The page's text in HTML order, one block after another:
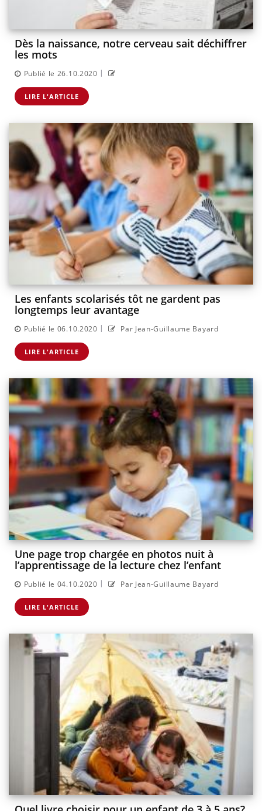
Dès la naissance, notre cerveau sait déchiffrer
les mots
Publié le 26.10.2020 |
LIRE L'ARTICLE
Les enfants scolarisés tôt ne gardent pas
longtemps leur avantage
Publié le 06.10.2020 | Par Jean-Guillaume Bayard
LIRE L'ARTICLE
Une page trop chargée en photos nuit à
l’apprentissage de la lecture chez l’enfant
Publié le 04.10.2020 | Par Jean-Guillaume Bayard
LIRE L'ARTICLE